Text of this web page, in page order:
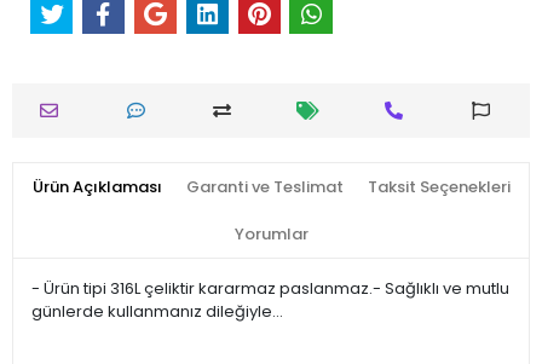
Ürün Açıklaması Garanti ve Teslimat Taksit Seçenekleri
Yorumlar
- Ürün tipi 316L çeliktir kararmaz paslanmaz.- Sağlıklı ve mutlu
günlerde kullanmanız dileğiyle…